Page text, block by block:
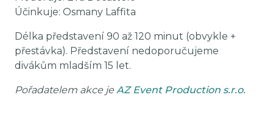
Účinkuje: Osmany Laffita
Délka představení 90 až 120 minut (obvykle +
přestávka). Představení nedoporučujeme
divákům mladším 15 let.
Pořadatelem akce je AZ Event Production s.r.o.